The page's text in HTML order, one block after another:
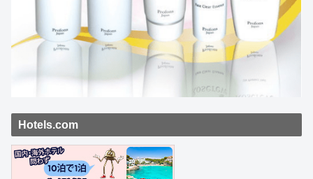
Hotels.com